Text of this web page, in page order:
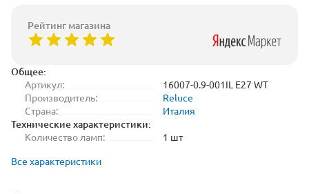
Общее:
Артикул:
16007-0.9-001IL E27 WT
Производитель:
Reluce
Страна:
Италия
Технические характеристики:
Количество ламп:
1 шт
Все характеристики
Рейтинг магазина